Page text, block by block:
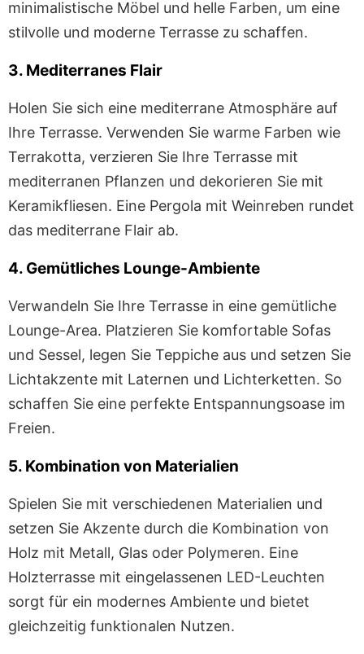
minimalistische Möbel und helle Farben, um eine
stilvolle und moderne Terrasse zu schaffen.
3. Mediterranes Flair
Holen Sie sich eine mediterrane Atmosphäre auf
Ihre Terrasse. Verwenden Sie warme Farben wie
Terrakotta, verzieren Sie Ihre Terrasse mit
mediterranen Pflanzen und dekorieren Sie mit
Keramikfliesen. Eine Pergola mit Weinreben rundet
das mediterrane Flair ab.
4. Gemütliches Lounge-Ambiente
Verwandeln Sie Ihre Terrasse in eine gemütliche
Lounge-Area. Platzieren Sie komfortable Sofas
und Sessel, legen Sie Teppiche aus und setzen Sie
Lichtakzente mit Laternen und Lichterketten. So
schaffen Sie eine perfekte Entspannungsoase im
Freien.
5. Kombination von Materialien
Spielen Sie mit verschiedenen Materialien und
setzen Sie Akzente durch die Kombination von
Holz mit Metall, Glas oder Polymeren. Eine
Holzterrasse mit eingelassenen LED-Leuchten
sorgt für ein modernes Ambiente und bietet
gleichzeitig funktionalen Nutzen.